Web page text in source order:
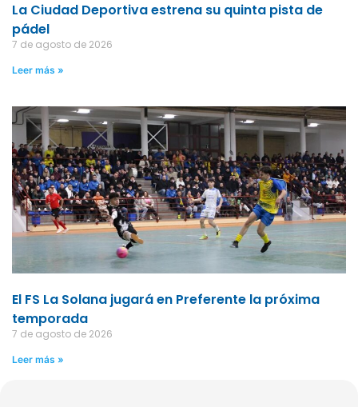
La Ciudad Deportiva estrena su quinta pista de
pádel
7 de agosto de 2026
Leer más »
El FS La Solana jugará en Preferente la próxima
temporada
7 de agosto de 2026
Leer más »